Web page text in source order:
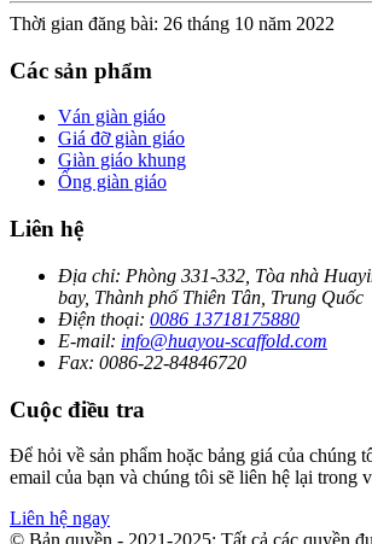
Thời gian đăng bài: 26 tháng 10 năm 2022
Các sản phẩm
Ván giàn giáo
Giá đỡ giàn giáo
Giàn giáo khung
Ống giàn giáo
Liên hệ
Địa chỉ: Phòng 331-332, Tòa nhà
bay, Thành phố Thiên Tân, Trung Quốc
Điện thoại: 0086 13718175880
E-mail: info@huayou-scaffold.com
Fax: 0086-22-84846720
Cuộc điều tra
Để hỏi về sản phẩm hoặc bảng giá của chúng
email của bạn và chúng tôi sẽ liên hệ lại trong
Liên hệ ngay